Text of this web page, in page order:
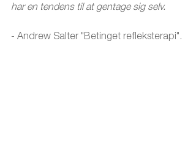
har en tendens til at gentage sig selv.
- Andrew Salter "Betinget refleksterapi".